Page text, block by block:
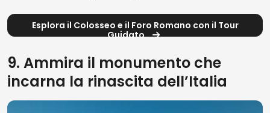
Esplora il Colosseo e il Foro Romano con il Tour
Guidato
9. Ammira il monumento che
incarna la rinascita dell’Italia